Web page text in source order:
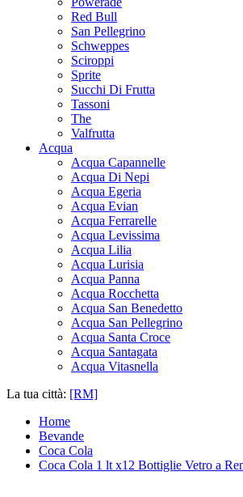
Red Bull
San Pellegrino
Schweppes
Sciroppi
Sprite
Succhi Di Frutta
Tassoni
The
Valfrutta
Acqua
Acqua Capannelle
Acqua Di Nepi
Acqua Egeria
Acqua Evian
Acqua Ferrarelle
Acqua Levissima
Acqua Lilia
Acqua Lurisia
Acqua Panna
Acqua Rocchetta
Acqua San Benedetto
Acqua San Pellegrino
Acqua Santa Croce
Acqua Santagata
Acqua Vitasnella
La tua città: [RM]
Home
Bevande
Coca Cola
Coca Cola 1 lt x12 Bottiglie Vetro a